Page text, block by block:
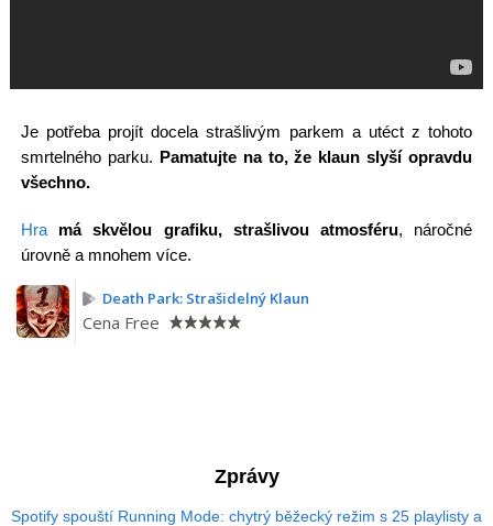
Je potřeba projít docela strašlivým parkem a utéct z tohoto
smrtelného parku. Pamatujte na to, že klaun slyší opravdu
všechno.
Hra má skvělou grafiku, strašlivou atmosféru, náročné
úrovně a mnohem více.
Death Park: Strašidelný Klaun
Cena Free
Zprávy
Spotify spouští Running Mode: chytrý běžecký režim s 25 playlisty a